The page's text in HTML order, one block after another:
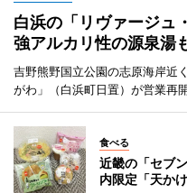
白浜の「リヴァージュ
強アルカリ性の源泉湯
吉野熊野国立公園の志原海岸近
がわ」（白浜町日置）が営業再
食べる
近畿の「セブ
内限定「天か